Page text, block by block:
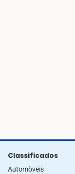
Classificados
Automòveis